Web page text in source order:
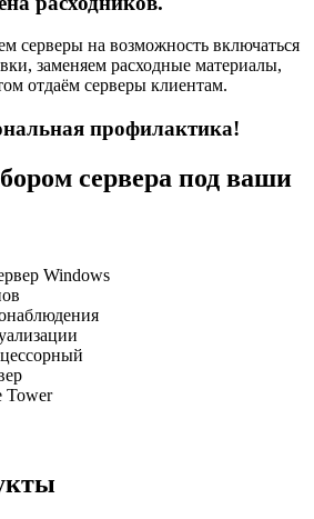
серверы на возможность включаться
заменяем расходные материалы,
отдаём серверы клиентам.
профилактика!
сервера под ваши
Windows
Tower